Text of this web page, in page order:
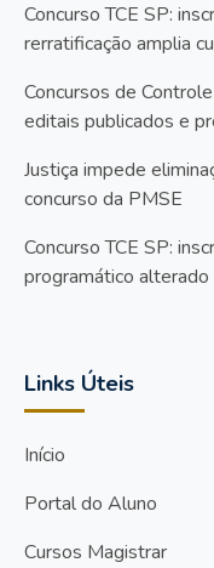
Concurso TCE SP:
rerratificação amplia
Concursos de
editais publicados e
Justiça impede
concurso da PMSE
Concurso TCE SP:
programático alterado
Links Úteis
Início
Portal do Aluno
Cursos Magistrar